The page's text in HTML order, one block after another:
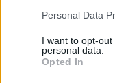
Please note that this
not limited to your
grant or deny
use your data for
Personal Data
I want to opt-
personal data.
Opted In
történelmi
századok
ünnepelt Hölgyek
Lujza, Mária